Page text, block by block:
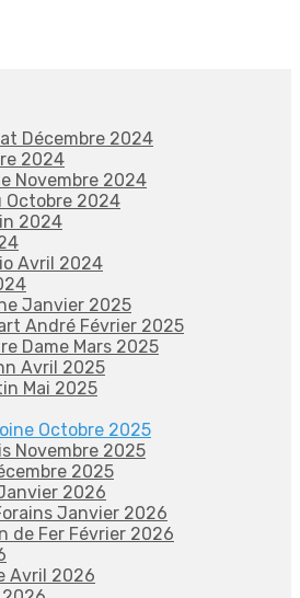
Décembre 2024
2024
Novembre 2024
Octobre 2024
2024
Avril 2024
Janvier 2025
André Février 2025
Dame Mars 2025
Avril 2025
Mai 2025
Octobre 2025
Novembre 2025
2025
2026
Janvier 2026
de Fer Février 2026
Avril 2026